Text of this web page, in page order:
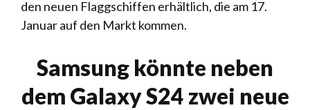
den neuen Flaggschiffen erhältlich, die am 17.
Januar auf den Markt kommen.
Samsung könnte neben
dem Galaxy S24 zwei neue